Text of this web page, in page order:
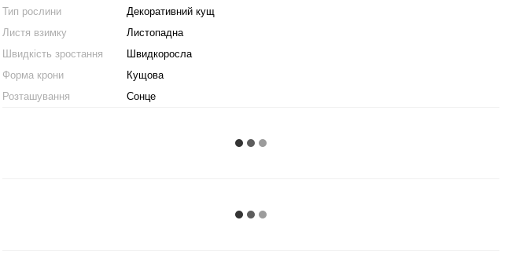
Тип рослини
Декоративний кущ
Листя взимку
Листопадна
Швидкість зростання
Швидкоросла
Форма крони
Кущова
Розташування
Сонце